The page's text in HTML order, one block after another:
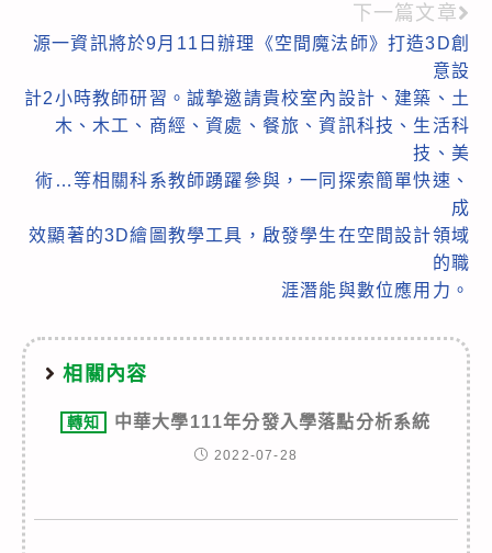
下一篇文章
源一資訊將於9月11日辦理《空間魔法師》打造3D創
意設
計2小時教師研習。誠摯邀請貴校室內設計、建築、土
木、木工、商經、資處、餐旅、資訊科技、生活科
技、美
術…等相關科系教師踴躍參與，一同探索簡單快速、
成
效顯著的3D繪圖教學工具，啟發學生在空間設計領域
的職
涯潛能與數位應用力。
相關內容
轉知 中華大學111年分發入學落點分析系統
2022-07-28